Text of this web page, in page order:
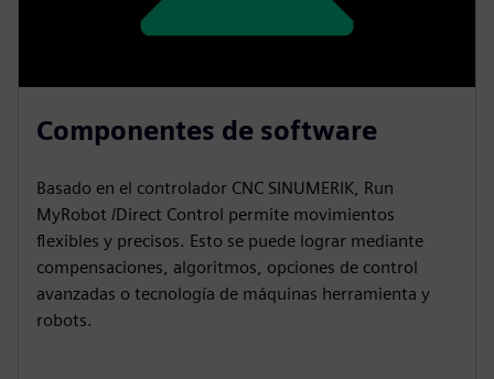
Componentes de software
Basado en el controlador CNC SINUMERIK, Run
MyRobot /Direct Control permite movimientos
flexibles y precisos. Esto se puede lograr mediante
compensaciones, algoritmos, opciones de control
avanzadas o tecnología de máquinas herramienta y
robots.